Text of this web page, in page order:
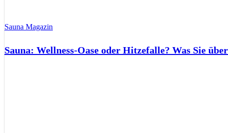
Sauna Magazin
Sauna: Wellness-Oase oder Hitzefalle? Was Sie